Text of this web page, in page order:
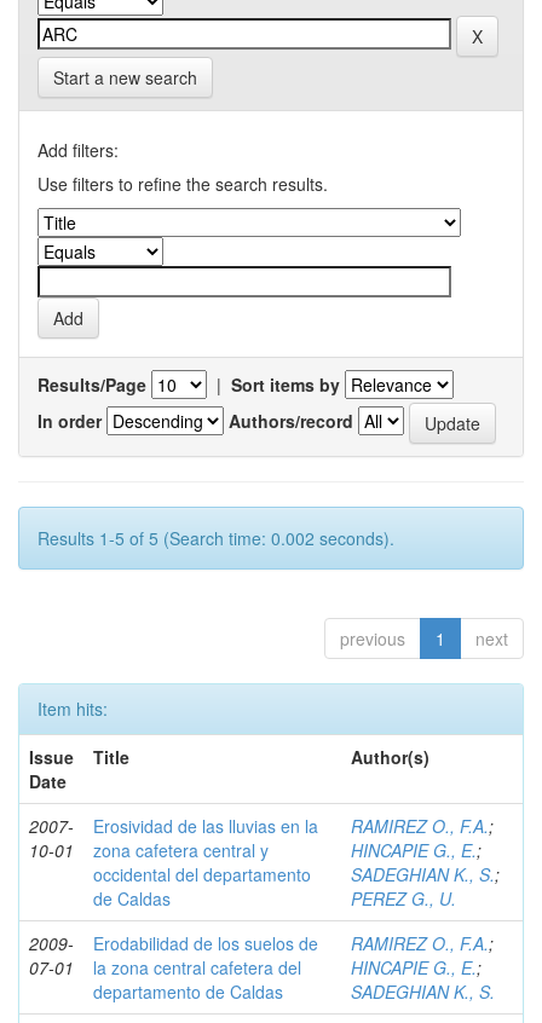
Start a new search
Add filters:
Use filters to refine the search results.
Results/Page | Sort items by
In order
Authors/record
Results 1-5 of 5 (Search time: 0.002 seconds).
previous 1 next
Item hits:
Issue
Date
Title Author(s)
2007-
10-01
Erosividad de las lluvias en la
zona cafetera central y
occidental del departamento
de Caldas
RAMIREZ O., F.A.;
HINCAPIE G., E.;
SADEGHIAN K., S.;
PEREZ G., U.
2009-
07-01
Erodabilidad de los suelos de
la zona central cafetera del
departamento de Caldas
RAMIREZ O., F.A.;
HINCAPIE G., E.;
SADEGHIAN K., S.